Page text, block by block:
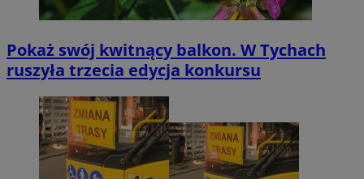
Pokaż swój kwitnący balkon. W Tychach
ruszyła trzecia edycja konkursu